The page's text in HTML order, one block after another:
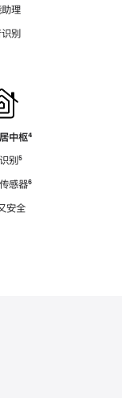
理
别
中枢脚
⁴
别脚
⁵
感器脚
⁶
安全